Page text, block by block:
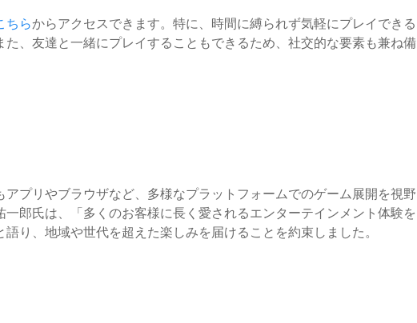
ちらからアクセスできます。特に、時間に縛られず気軽にプレイできる
、友達と一緒にプレイすることもできるため、社交的な要素も兼ね備
プリやブラウザなど、多様なプラットフォームでのゲーム展開を視野
郎氏は、「多くのお客様に長く愛されるエンターテインメント体験を
り、地域や世代を超えた楽しみを届けることを約束しました。